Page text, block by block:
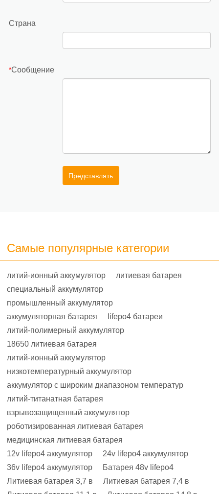
Страна
*Сообщение
Представлять
Самые популярные категории
литий-ионный аккумулятор
литиевая батарея
специальный аккумулятор
промышленный аккумулятор
аккумуляторная батарея
lifepo4 батареи
литий-полимерный аккумулятор
18650 литиевая батарея
литий-ионный аккумулятор
низкотемпературный аккумулятор
аккумулятор с широким диапазоном температур
литий-титанатная батарея
взрывозащищенный аккумулятор
роботизированная литиевая батарея
медицинская литиевая батарея
12v lifepo4 аккумулятор
24v lifepo4 аккумулятор
36v lifepo4 аккумулятор
Батарея 48v lifepo4
Литиевая батарея 3,7 в
Литиевая батарея 7,4 в